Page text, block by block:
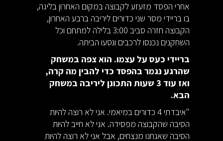
אחרי הפסד מזעזע לקבוצה במקום האחרון בליגה,
בו בריידי מסר שני כדורים ליריבה ברבע האחרון,
הקבוצה חזרה סביב 3:00 בלילה למתחם וכל
השחקנים נכנסו לרכבים ונסעו הביתה.
בריידי כעס על עצמו. הוא צפה במשחק
שהרגע נגמר בהפסד כדי להבין מה קרה,
ואז עוד 3 שעות התכונן ליריבה במשחק
הבא.
"איבדתי 4 כדורים במיאמי. אני לא רוצה להיות
הסיבה שהקבוצה מפסידה. אני לא חייב להיות
הסיבה שאנחנו מנצחים, אבל אני לא רוצה להיות